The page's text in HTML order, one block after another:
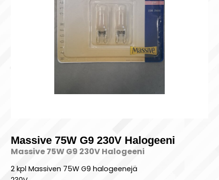
Massive 75W G9 230V Halogeeni
Massive 75W G9 230V Halogeeni
2 kpl Massiven 75W G9 halogeenejä